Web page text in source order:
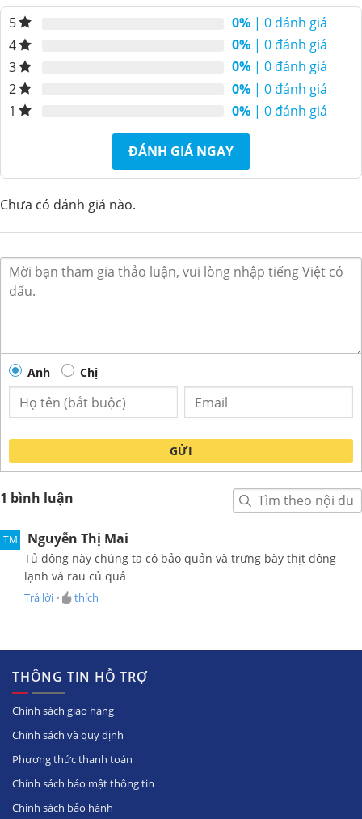
5 0% | 0 đánh giá
4
0% | 0 đánh giá
3
0% | 0 đánh giá
2
0% | 0 đánh giá
1
0% | 0 đánh giá
ĐÁNH GIÁ NGAY
Chưa có đánh giá nào.
Anh Chị
GỬI
1 bình luận
TM Nguyễn Thị Mai
Tủ đông này chúng ta có bảo quản và trưng bày thịt đông
lạnh và rau củ quả
Trả lời • thích
THÔNG TIN HỖ TRỢ
Chính sách giao hàng
Chính sách và quy định
Phương thức thanh toán
Chính sách bảo mật thông tin
Chinh sách bảo hành